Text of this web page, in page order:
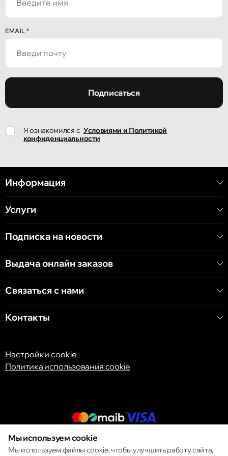
улица Ион Крянгэ, 78
Кишинёв
Хынчештское шоссе, 60/4
бульвар Дечебал, 139
EMAIL *
Подписаться
Я ознакомился с Условиями и Политикой
конфиденциальности
Информация
Услуги
Подписка на новости
Выдача онлайн заказов
Связаться с нами
Контакты
Настройки cookie
Политика использования cookie
© 2013 – 2026 ECOM
Мы используем cookie
Мы используем файлы cookie, чтобы улучшить работу сайта,